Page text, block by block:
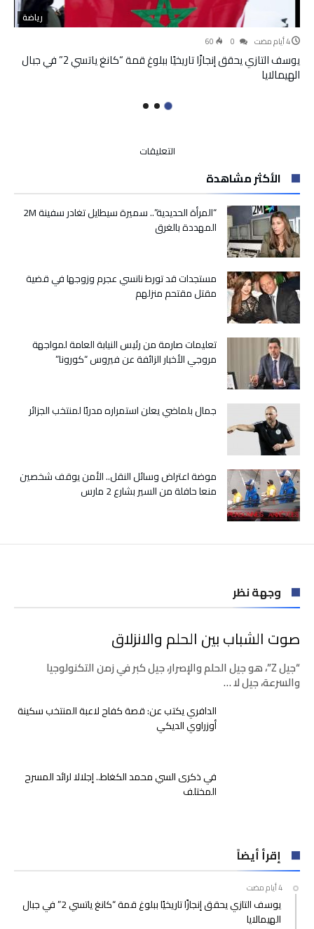
رياضة
60
يوسف التازي يحقق إنجازًا تاريخيًا ببلوغ قمة “كانغ ياتسي 2” في جبال
الهيمالايا
التعليقات
حكيم
زياش
مرشح
تشكيلة
لسنة
أوروبا
مغلقة
الأكثر مشاهدة
“المرأة الحديدية”.. سميرة سيطايل تغادر سفينة 2M
المهددة بالغرق
مستجدات قد تورط نانسي عجرم وزوجها في قضية
مقتل مقتحم منزلهم
تعليمات صارمة من رئيس النيابة العامة لمواجهة
مروجي الأخبار الزائفة عن فيروس “كورونا”
جمال بلماضي يعلن استمراره مدربًا لمنتخب الجزائر
موضة اعتراض وسائل النقل.. الأمن يوقف شخصين
منعا حافلة من السير بشارع 2 مارس
وجهة نظر
صوت الشباب بين الحلم والانزلاق
“جيل Z”، هو جيل الحلم والإصرار، جيل كبر في زمن التكنولوجيا
والسرعة، جيل لا …
الدافري يكتب عن: قصة كفاح لاعبة المنتخب سكينة
أوزراوي الديكي
في ذكرى السي محمد الكغاط.. إجلالا لرائد المسرح
المختلف
إقرأ أيضاً
يوسف التازي يحقق إنجازًا تاريخيًا ببلوغ قمة “كانغ ياتسي 2” في جبال
الهيمالايا